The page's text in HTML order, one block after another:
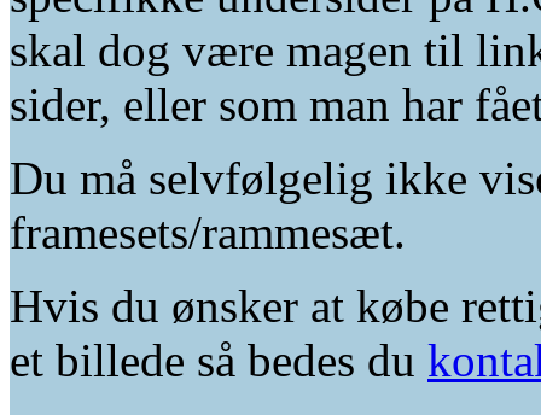
skal dog være magen til
sider, eller som man har
Du må selvfølgelig ikke
framesets/rammesæt.
Hvis du ønsker at købe
et billede så bedes du